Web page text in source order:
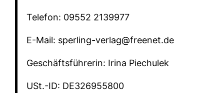
Telefon: 09552 2139977
E-Mail: sperling-verlag@freenet.de
Geschäftsführerin: Irina Piechulek
USt.-ID: DE326955800